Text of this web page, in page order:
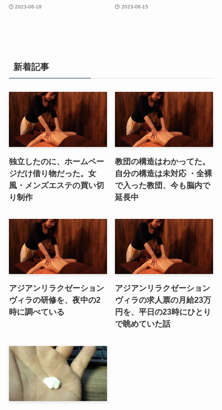
2023-06-18 2023-06-15
新着記事
独立したのに、ホームペー
ジだけ借り物だった。女
風・メンズエステの買い切
り制作
教団の構造はわかってた。
自分の構造は未対応 ・全裸
で入った教団、今も脳内で
延長中
アジアンリラクゼーション
ヴィラの研修を、夜中の2
時に調べている
アジアンリラクゼーション
ヴィラの求人票の月給23万
円を、平日の23時にひとり
で眺めていた話